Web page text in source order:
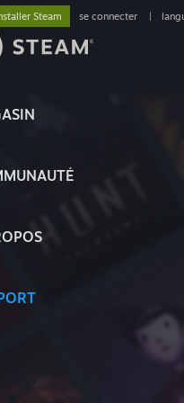
Steam se connecter